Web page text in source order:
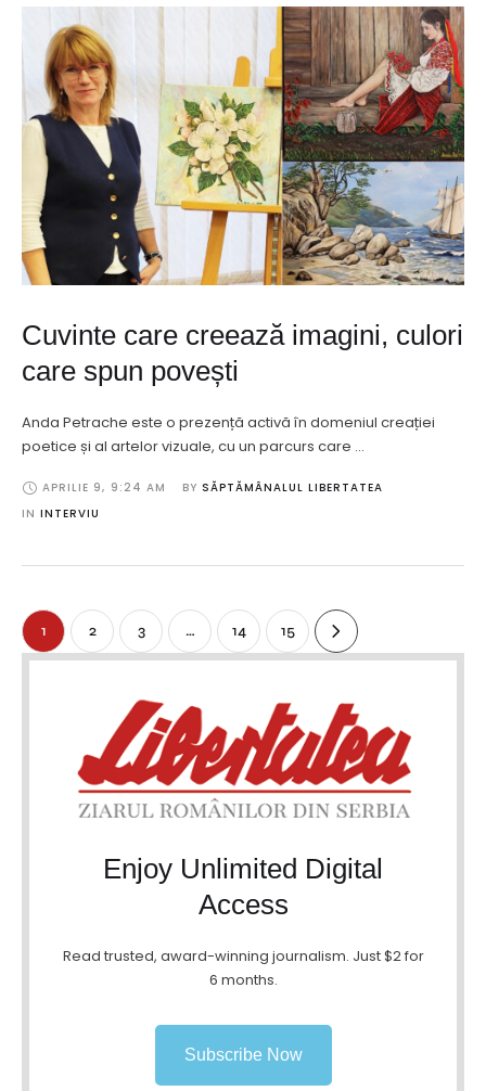
Cuvinte care creează imagini, culori
care spun povești
Anda Petrache este o prezență activă în domeniul creației
poetice și al artelor vizuale, cu un parcurs care …
APRILIE 9, 9:24 AM BY SĂPTĂMÂNALUL LIBERTATEA
IN INTERVIU
1 2 3 … 14 15
Enjoy Unlimited Digital
Access
Read trusted, award-winning journalism. Just $2 for
6 months.
Subscribe Now